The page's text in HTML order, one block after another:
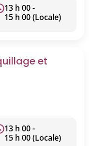
13 h 00 -
15 h 00 (Locale)
et
13 h 00 -
15 h 00 (Locale)